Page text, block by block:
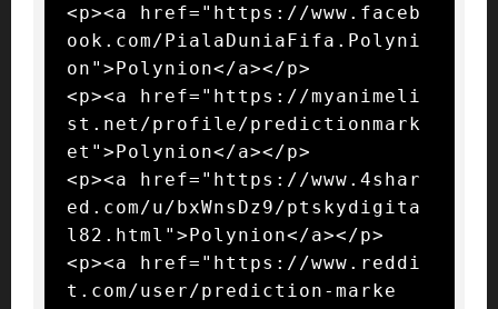
<p><a href="https://www.faceb
ook.com/PialaDuniaFifa.Polyni
on">Polynion</a></p>
<p><a href="https://myanimeli
st.net/profile/predictionmark
et">Polynion</a></p>
<p><a href="https://www.4shar
ed.com/u/bxWnsDz9/ptskydigita
l82.html">Polynion</a></p>
<p><a href="https://www.reddi
t.com/user/prediction-marke